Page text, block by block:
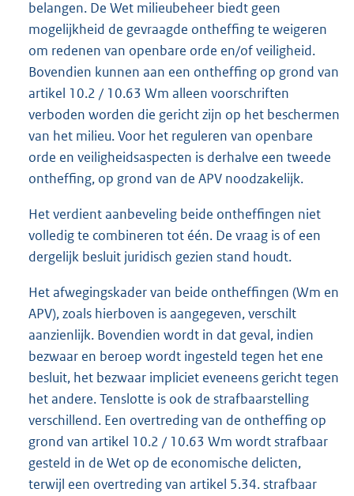
belangen. De Wet milieubeheer biedt geen
mogelijkheid de gevraagde ontheffing te weigeren
om redenen van openbare orde en/of veiligheid.
Bovendien kunnen aan een ontheffing op grond van
artikel 10.2 / 10.63 Wm alleen voorschriften
verboden worden die gericht zijn op het beschermen
van het milieu. Voor het reguleren van openbare
orde en veiligheidsaspecten is derhalve een tweede
ontheffing, op grond van de APV noodzakelijk.
Het verdient aanbeveling beide ontheffingen niet
volledig te combineren tot één. De vraag is of een
dergelijk besluit juridisch gezien stand houdt.
Het afwegingskader van beide ontheffingen (Wm en
APV), zoals hierboven is aangegeven, verschilt
aanzienlijk. Bovendien wordt in dat geval, indien
bezwaar en beroep wordt ingesteld tegen het ene
besluit, het bezwaar impliciet eveneens gericht tegen
het andere. Tenslotte is ook de strafbaarstelling
verschillend. Een overtreding van de ontheffing op
grond van artikel 10.2 / 10.63 Wm wordt strafbaar
gesteld in de Wet op de economische delicten,
terwijl een overtreding van artikel 5.34. strafbaar